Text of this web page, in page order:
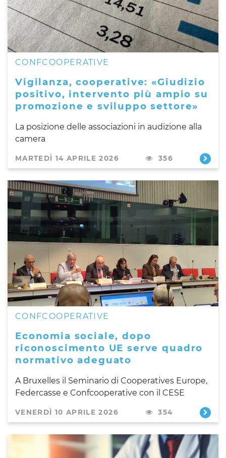
CONFCOOPERATIVE
Vigilanza, cooperative: «Giudizio
positivo, intervento più ampio su
promozione e sviluppo settore»
La posizione delle associazioni in audizione alla
camera
MARTEDÌ 14 APRILE 2026 356
CONFCOOPERATIVE
Economia sociale, dopo
riconoscimento UE serve quadro
normativo adeguato
A Bruxelles il Seminario di Cooperatives Europe,
Federcasse e Confcooperative con il CESE
VENERDÌ 10 APRILE 2026 354